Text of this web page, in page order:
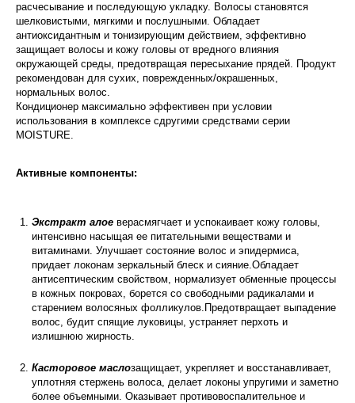
расчесывание и последующую укладку. Волосы становятся
шелковистыми, мягкими и послушными. Обладает
антиоксидантным и тонизирующим действием, эффективно
защищает волосы и кожу головы от вредного влияния
окружающей среды, предотвращая пересыхание прядей. Продукт
рекомендован для сухих, поврежденных/окрашенных,
нормальных волос.
Кондиционер максимально эффективен при условии
использования в комплексе сдругими средствами серии
MOISTURE.
Активные компоненты:
Экстракт алое верасмягчает и успокаивает кожу головы,
интенсивно насыщая ее питательными веществами и
витаминами. Улучшает состояние волос и эпидермиса,
придает локонам зеркальный блеск и сияние.Обладает
антисептическим свойством, нормализует обменные процессы
в кожных покровах, борется со свободными радикалами и
старением волосяных фолликулов.Предотвращает выпадение
волос, будит спящие луковицы, устраняет перхоть и
излишнюю жирность.
Касторовое маслозащищает, укрепляет и восстанавливает,
уплотняя стержень волоса, делает локоны упругими и заметно
более объемными. Оказывает противовоспалительное и